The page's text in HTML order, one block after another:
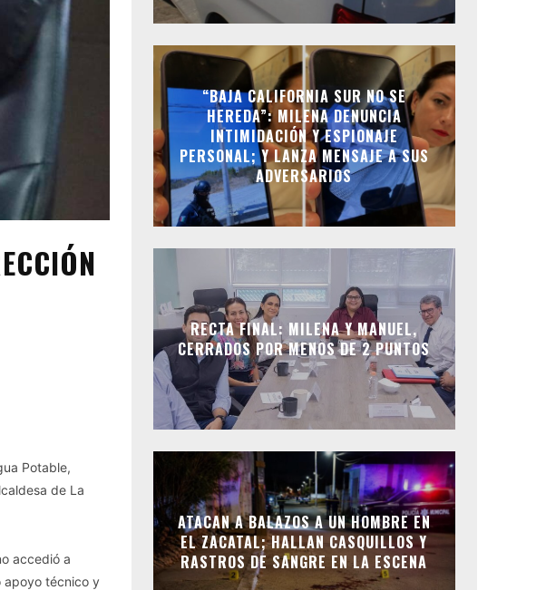
Potable,
de La
accedió a
apoyo técnico y
“BAJA CALIFORNIA SUR NO SE
HEREDA”: MILENA DENUNCIA
INTIMIDACIÓN Y ESPIONAJE
PERSONAL; Y LANZA MENSAJE A SUS
ADVERSARIOS
RECTA FINAL: MILENA Y MANUEL,
CERRADOS POR MENOS DE 2 PUNTOS
ATACAN A BALAZOS A UN HOMBRE EN
EL ZACATAL; HALLAN CASQUILLOS Y
RASTROS DE SANGRE EN LA ESCENA